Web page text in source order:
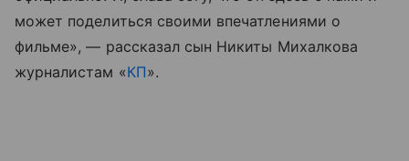
может поделиться своими впечатлениями о
фильме», — рассказал сын Никиты Михалкова
журналистам «КП».